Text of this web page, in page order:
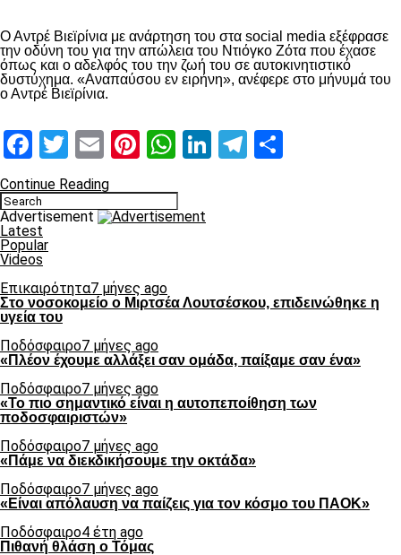
Ο Αντρέ Βιεϊρίνια με ανάρτηση του στα social media εξέφρασε
την οδύνη του για την απώλεια του Ντιόγκο Ζότα που έχασε
όπως και ο αδελφός του την ζωή του σε αυτοκινητιστικό
δυστύχημα. «Αναπαύσου εν ειρήνη», ανέφερε στο μήνυμά του
ο Αντρέ Βιεϊρίνια.
Facebook
Twitter
EmailPinterest
WhatsApp
LinkedIn
Telegram
Continue Reading
Advertisement
Latest
Popular
Videos
Επικαιρότητα7 μήνες ago
Στο νοσοκομείο ο Μιρτσέα Λουτσέσκου, επιδεινώθηκε η
υγεία του
Ποδόσφαιρο7 μήνες ago
«Πλέον έχουμε αλλάξει σαν ομάδα, παίξαμε σαν ένα»
Ποδόσφαιρο7 μήνες ago
«Το πιο σημαντικό είναι η αυτοπεποίθηση των
ποδοσφαιριστών»
Ποδόσφαιρο7 μήνες ago
«Πάμε να διεκδικήσουμε την οκτάδα»
Ποδόσφαιρο7 μήνες ago
«Είναι απόλαυση να παίζεις για τον κόσμο του ΠΑΟΚ»
Ποδόσφαιρο4 έτη ago
Πιθανή θλάση ο Τόμας